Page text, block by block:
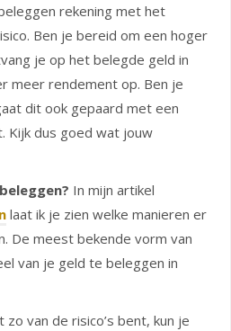
rekening met het
Ben je bereid om een hoger
je op het belegde geld in
meer rendement op. Ben je
dit ook gepaard met een
Kijk dus goed wat jouw
In mijn artikel
laat ik je zien welke manieren er
De meest bekende vorm van
van je geld te beleggen in
van de risico’s bent, kun je